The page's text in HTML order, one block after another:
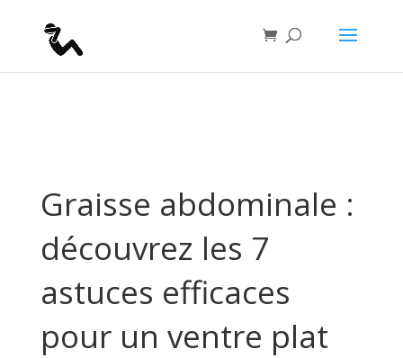
seopress_display_breadcrumbs(); }
Graisse abdominale :
découvrez les 7
astuces efficaces
pour un ventre plat